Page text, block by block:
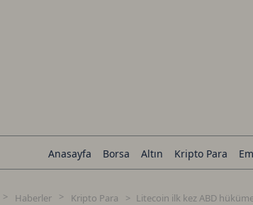
Anasayfa Borsa Altın Kripto Para
Haberler Kripto Para Litecoin ilk kez ABD